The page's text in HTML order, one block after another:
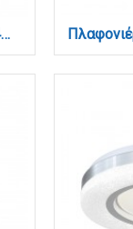
Πλαφονιέρα οροφής LED 24W 3CCT από χρυσαφί και λευκό ακρυλικό D:40cm (42021-B-Golden)